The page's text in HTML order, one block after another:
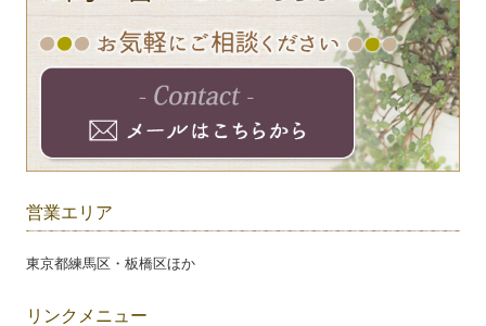
営業エリア
東京都練馬区・板橋区ほか
リンクメニュー